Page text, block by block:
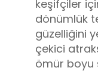
keşifçiler
dönümlük
güzelliğini
çekici
ömür boyu